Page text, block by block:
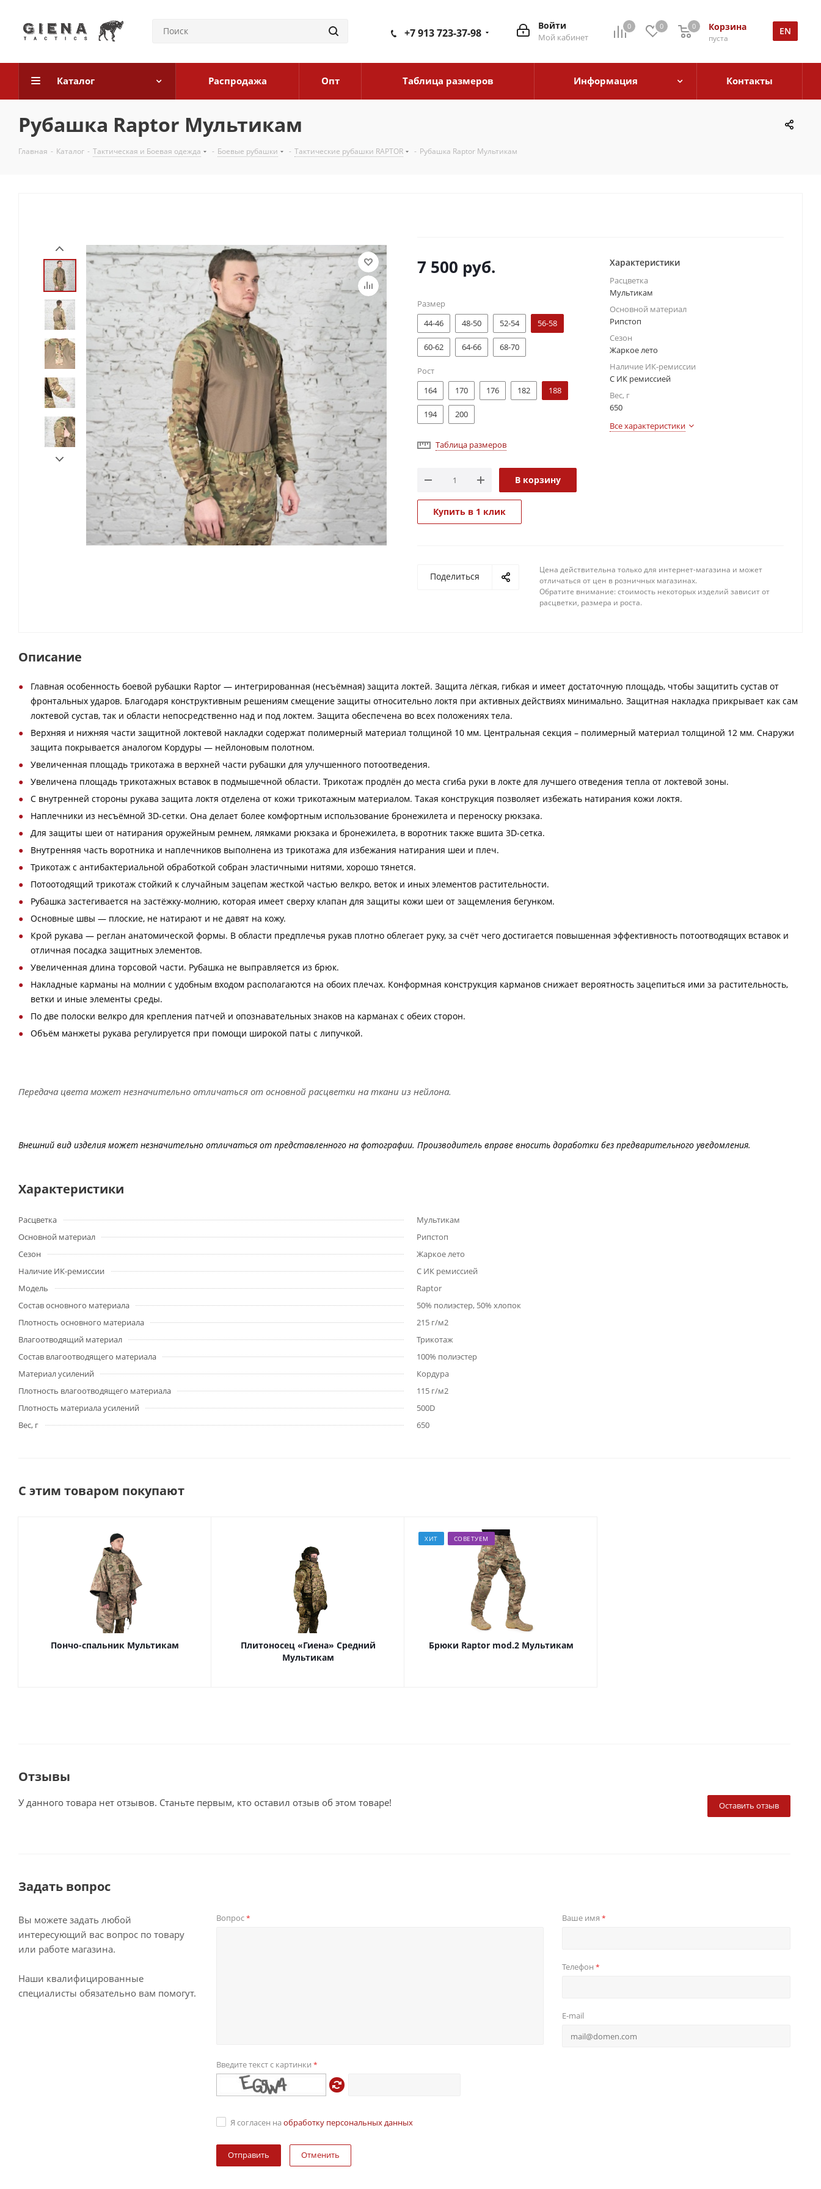
EN
0 0 Корзина
пуста
0
Войти
Мой кабинет
+7 913 723-37-98
Каталог Распродажа Опт Таблица размеров Информация Контакты
Рубашка Raptor Мультикам
Главная - Каталог - Тактическая и Боевая одежда - Боевые рубашки - Тактические рубашки RAPTOR - Рубашка Raptor Мультикам
7 500 руб.
Размер
44-46
48-50 52-54 56-58
60-62 64-66 68-70
Рост
164
170 176 182 188
194 200
Таблица размеров
В корзину
Купить в 1 клик
Характеристики
Расцветка
Мультикам
Основной материал
Рипстоп
Сезон
Жаркое лето
Наличие ИК-ремиссии
С ИК ремиссией
Вес, г
650
Все характеристики
Поделиться
Цена действительна только для интернет-магазина и может
отличаться от цен в розничных магазинах.
Обратите внимание: стоимость некоторых изделий зависит от
расцветки, размера и роста.
Описание
Главная особенность боевой рубашки Raptor — интегрированная (несъёмная) защита локтей. Защита лёгкая, гибкая и имеет достаточную площадь, чтобы защитить сустав от
фронтальных ударов. Благодаря конструктивным решениям смещение защиты относительно локтя при активных действиях минимально. Защитная накладка прикрывает как сам
локтевой сустав, так и области непосредственно над и под локтем. Защита обеспечена во всех положениях тела.
Верхняя и нижняя части защитной локтевой накладки содержат полимерный материал толщиной 10 мм. Центральная секция – полимерный материал толщиной 12 мм. Снаружи
защита покрывается аналогом Кордуры — нейлоновым полотном.
Увеличенная площадь трикотажа в верхней части рубашки для улучшенного потоотведения.
Увеличена площадь трикотажных вставок в подмышечной области. Трикотаж продлён до места сгиба руки в локте для лучшего отведения тепла от локтевой зоны.
С внутренней стороны рукава защита локтя отделена от кожи трикотажным материалом. Такая конструкция позволяет избежать натирания кожи локтя.
Наплечники из несъёмной 3D-сетки. Она делает более комфортным использование бронежилета и переноску рюкзака.
Для защиты шеи от натирания оружейным ремнем, лямками рюкзака и бронежилета, в воротник также вшита 3D-сетка.
Внутренняя часть воротника и наплечников выполнена из трикотажа для избежания натирания шеи и плеч.
Трикотаж с антибактериальной обработкой собран эластичными нитями, хорошо тянется.
Потоотодящий трикотаж стойкий к случайным зацепам жесткой частью велкро, веток и иных элементов растительности.
Рубашка застегивается на застёжку-молнию, которая имеет сверху клапан для защиты кожи шеи от защемления бегунком.
Основные швы — плоские, не натирают и не давят на кожу.
Крой рукава — реглан анатомической формы. В области предплечья рукав плотно облегает руку, за счёт чего достигается повышенная эффективность потоотводящих вставок и
отличная посадка защитных элементов.
Увеличенная длина торсовой части. Рубашка не выправляется из брюк.
Накладные карманы на молнии с удобным входом располагаются на обоих плечах. Конформная конструкция карманов снижает вероятность зацепиться ими за растительность,
ветки и иные элементы среды.
По две полоски велкро для крепления патчей и опознавательных знаков на карманах с обеих сторон.
Объём манжеты рукава регулируется при помощи широкой паты с липучкой.
Передача цвета может незначительно отличаться от основной расцветки на ткани из нейлона.
Внешний вид изделия может незначительно отличаться от представленного на фотографии. Производитель вправе вносить доработки без предварительного уведомления.
Характеристики
Расцветка
Мультикам
Основной материал
Рипстоп
Сезон
Жаркое лето
Наличие ИК-ремиссии
С ИК ремиссией
Модель
Raptor
Состав основного материала
50% полиэстер, 50% хлопок
Плотность основного материала
215 г/м2
Влагоотводящий материал
Трикотаж
Состав влагоотводящего материала
100% полиэстер
Материал усилений
Кордура
Плотность влагоотводящего материала
115 г/м2
Плотность материала усилений
500D
Вес, г
650
С этим товаром покупают
Пончо-спальник Мультикам
Плитоносец «Гиена» Средний
Мультикам
ХИТ СОВЕТУЕМ
Брюки Raptor mod.2 Мультикам
Отзывы
Оставить отзыв
У данного товара нет отзывов. Станьте первым, кто оставил отзыв об этом товаре!
Задать вопрос
Вы можете задать любой
интересующий вас вопрос по товару
или работе магазина.
Наши квалифицированные
специалисты обязательно вам помогут.
Вопрос* Ваше имя *
Телефон *
E-mail
Введите текст с картинки *
Я согласен на обработку персональных данных
Отменить